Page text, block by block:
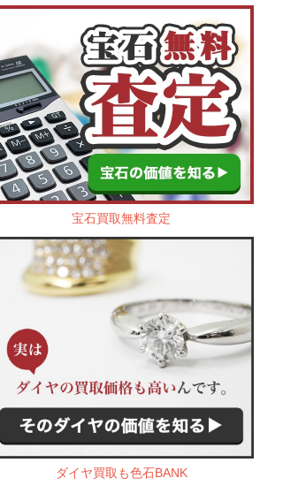
宝石買取無料査定
ダイヤ買取も色石BANK